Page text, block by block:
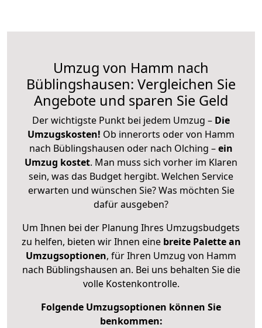
Umzug von Hamm nach
Büblingshausen: Vergleichen Sie
Angebote und sparen Sie Geld
Der wichtigste Punkt bei jedem Umzug – Die
Umzugskosten! Ob innerorts oder von Hamm
nach Büblingshausen oder nach Olching –ein
Umzug kostet. Man muss sich vorher im Klaren
sein, was das Budget hergibt. Welchen Service
erwarten und wünschen Sie? Was möchten Sie
dafür ausgeben?
Um Ihnen bei der Planung Ihres Umzugsbudgets
zu helfen, bieten wir Ihnen eine breite Palette an
Umzugsoptionen, für Ihren Umzug von Hamm
nach Büblingshausen an. Bei uns behalten Sie die
volle Kostenkontrolle.
Folgende Umzugsoptionen können Sie
benkommen: